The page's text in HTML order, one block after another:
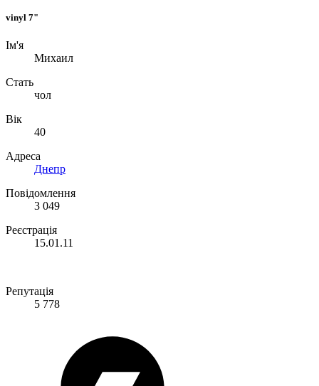
vinyl 7"
Ім'я
Михаил
Стать
чол
Вік
40
Адреса
Днепр
Повідомлення
3 049
Реєстрація
15.01.11
Репутація
5 778